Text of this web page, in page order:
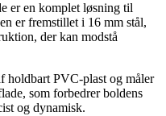
er en komplet løsning til
er fremstillet i 16 mm stål,
der kan modstå
holdbart PVC-plast og måler
som forbedrer boldens
og dynamisk.